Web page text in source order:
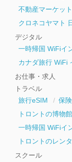
不動産マーケッ
クロネコヤマト
デジタル
一時帰国 WiFiイ
カナダ旅行 WiFi
お仕事・求人
トラベル
旅行eSIM
保
トロントの博物
一時帰国 WiFiイ
トロントのレン
スクール